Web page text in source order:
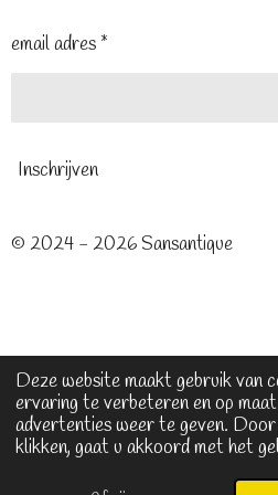
Deze website maakt gebruik van
ervaring te verbeteren en op
advertenties weer te geven. Door
klikken, gaat u akkoord met het
email adres *
Inschrijven
© 2024 - 2026 Sansantique